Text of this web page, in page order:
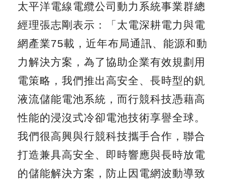
太平洋電線電纜公司動力系統事業群總
經理張志剛表示：「太電深耕電力與電
網產業75載，近年布局通訊、能源和動
力解決方案，為了協助企業有效規劃用
電策略，我們推出高安全、長時型的釩
液流儲能電池系統，而行競科技憑藉高
性能的浸沒式冷卻電池技術享譽全球。
我們很高興與行競科技攜手合作，聯合
打造兼具高安全、即時響應與長時放電
的儲能解決方案，防止因電網波動導致